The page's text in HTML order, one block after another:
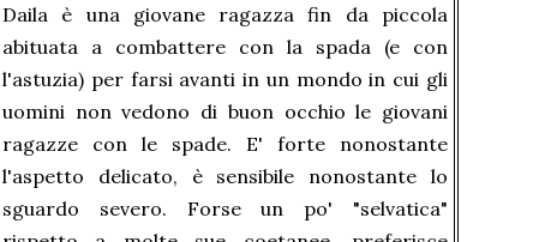
Daila è una giovane ragazza fin da piccola
abituata a combattere con la spada (e con
l'astuzia) per farsi avanti in un mondo in cui gli
uomini non vedono di buon occhio le giovani
ragazze con le spade. E' forte nonostante
l'aspetto delicato, è sensibile nonostante lo
sguardo severo. Forse un po' "selvatica"